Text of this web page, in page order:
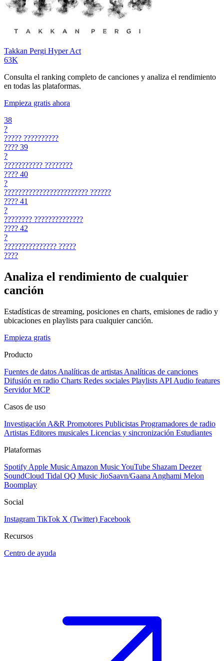
Takkan Pergi Hyper Act
63K
Consulta el ranking completo de canciones y analiza el rendimiento
en todas las plataformas.
Empieza gratis ahora
38
?
????? ??????????
???? 39
?
??????????? ????????
???? 40
?
???????????????????????? ??????
???? 41
?
???????? ??????????????
???? 42
?
??????????????? ?????
????
Analiza el rendimiento de cualquier
canción
Estadísticas de streaming, posiciones en charts, emisiones de radio y
ubicaciones en playlists para cualquier canción.
Empieza gratis
Producto
Fuentes de datos Analíticas de artistas Analíticas de canciones
Difusión en radio Charts Redes sociales Playlists API Audio features
Servidor MCP
Casos de uso
Investigación A&R Promotores Publicistas Programadores de radio
Artistas Editores musicales Licencias y sincronización Estudiantes
Plataformas
Spotify Apple Music Amazon MusicYouTube Shazam Deezer
SoundCloud Tidal QQ Music JioSaavn/Gaana Anghami Melon
Boomplay
Social
Instagram TikTok X (Twitter) Facebook
Recursos
Centro de ayuda